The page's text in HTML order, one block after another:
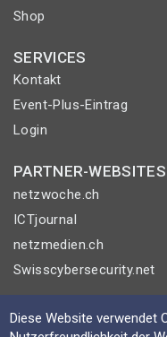
Shop
SERVICES
Kontakt
Event-Plus-Eintrag
Login
PARTNER-WEBSITES
netzwoche.ch
ICTjournal
netzmedien.ch
Swisscybersecurity.net
© NETZMEDIEN AG
Impressum
Diese Website verwendet